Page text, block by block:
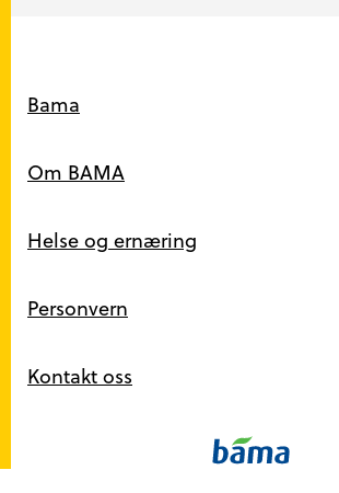
Snarveier
Bama
Om BAMA
Helse og ernæring
Personvern
Kontakt oss